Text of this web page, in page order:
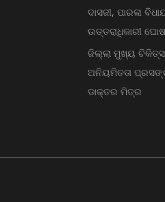
ଦାସଜୀ, ପାରଳା
ଉତ୍ତରାଧିକାରୀ
ଜିଲ୍ଲା ମୁଖ୍ୟ
ଅନିୟମିତତା
ଡାକ୍ତର ମିତ୍ର